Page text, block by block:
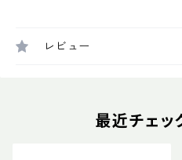
レビュー
最近チェッ